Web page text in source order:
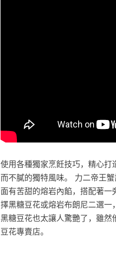
使用各種獨家烹飪技巧，精心
而不膩的獨特風味。 力二帝王
面有苦甜的熔岩內餡，搭配著
擇黑糖豆花或熔岩布朗尼二選
黑糖豆花也太讓人驚艷了，雖
豆花專賣店。